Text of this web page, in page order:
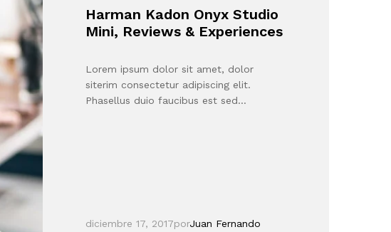
Harman Kadon Onyx Studio
Mini, Reviews & Experiences
Lorem ipsum dolor sit amet, dolor
siterim consectetur adipiscing elit.
Phasellus duio faucibus est sed…
diciembre 17, 2017porJuan Fernando